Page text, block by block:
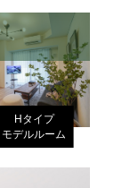
Hタイプ
モデルルーム